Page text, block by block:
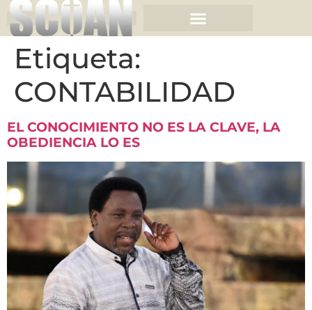
Etiqueta:
CONTABILIDAD
EL CONOCIMIENTO NO ES LA CLAVE, LA
OBEDIENCIA LO ES